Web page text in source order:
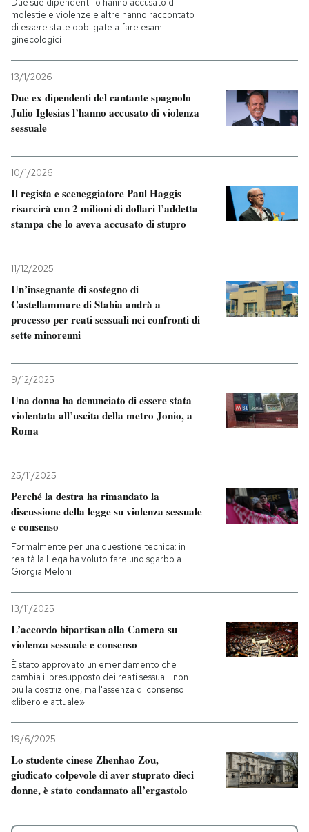
molestie e violenze e altre hanno raccontato
di essere state obbligate a fare esami
ginecologici
13/1/2026
Due ex dipendenti del cantante spagnolo
Julio Iglesias l’hanno accusato di violenza
sessuale
10/1/2026
Il regista e sceneggiatore Paul Haggis
risarcirà con 2 milioni di dollari l’addetta
stampa che lo aveva accusato di stupro
11/12/2025
Un’insegnante di sostegno di
Castellammare di Stabia andrà a
processo per reati sessuali nei confronti di
sette minorenni
9/12/2025
Una donna ha denunciato di essere stata
violentata all’uscita della metro Jonio, a
Roma
25/11/2025
Perché la destra ha rimandato la
discussione della legge su violenza sessuale
e consenso
Formalmente per una questione tecnica: in
realtà la Lega ha voluto fare uno sgarbo a
Giorgia Meloni
13/11/2025
L’accordo bipartisan alla Camera su
violenza sessuale e consenso
È stato approvato un emendamento che
cambia il presupposto dei reati sessuali: non
più la costrizione, ma l'assenza di consenso
«libero e attuale»
19/6/2025
Lo studente cinese Zhenhao Zou,
giudicato colpevole di aver stuprato dieci
donne, è stato condannato all’ergastolo